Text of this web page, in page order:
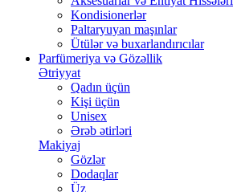
Kondisionerlər
Paltaryuyan maşınlar
Ütülər və buxarlandırıcılar
Parfümeriya və Gözəllik
Ətriyyat
Qadın üçün
Kişi üçün
Unisex
Ərəb ətirləri
Makiyaj
Gözlər
Dodaqlar
Üz